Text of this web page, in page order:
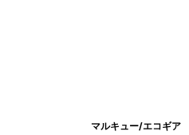
マルキュー/エコギ